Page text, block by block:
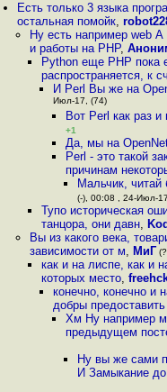
Есть только 3 языка
остальная помойк,
Ну есть например web
и работы на PHP,
Python еще PHP пока
распространяется, к сч
И Perl Вы же на
Июл-17, (74)
Вот Perl как раз
+1
Да, мы на
Perl - это такой
причинам
Мальчик,
(-), 00:08 , 24-Июл-
Тупо историческая
танцора, они давн,
Вы из какого века,
зависимости от м, МиГ
как и на лиспе, как и
которых место,
конечно, конечно и
добры
Хм Ну например
предыдущем
Ну вы же сами
И Замыкание